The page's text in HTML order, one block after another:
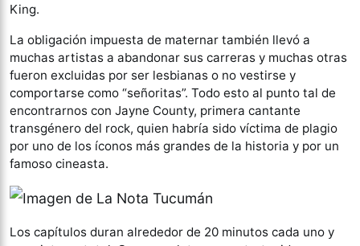
King.
La obligación impuesta de maternar también llevó a
muchas artistas a abandonar sus carreras y muchas otras
fueron excluidas por ser lesbianas o no vestirse y
comportarse como “señoritas”. Todo esto al punto tal de
encontrarnos con Jayne County, primera cantante
transgénero del rock, quien habría sido víctima de plagio
por uno de los íconos más grandes de la historia y por un
famoso cineasta.
Los capítulos duran alrededor de 20 minutos cada uno y